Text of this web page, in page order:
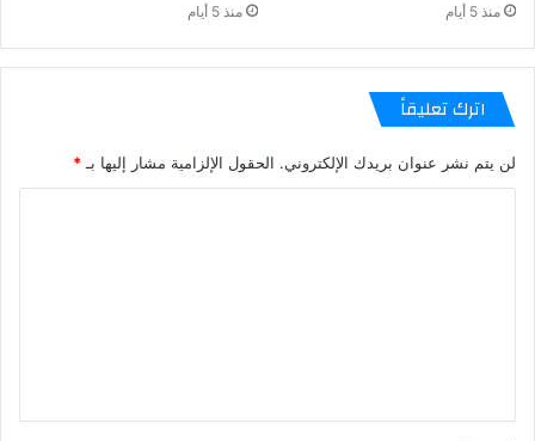
منذ 5 أيام منذ 5 أيام
اترك تعليقاً
لن يتم نشر عنوان بريدك الإلكتروني. الحقول الإلزامية مشار إليها بـ *